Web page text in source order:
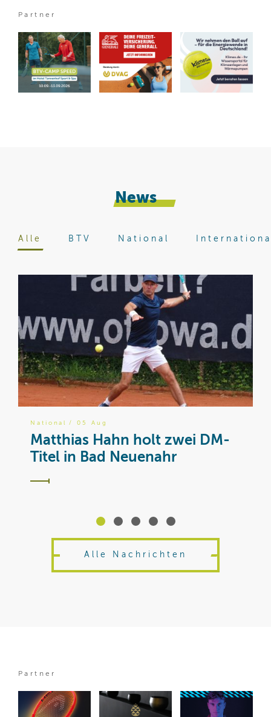
Partner
News
Alle BTV National
National / 05 Aug
Matthias Hahn holt zwei DM-
Titel in Bad Neuenahr
Alle Nachrichten
Partner